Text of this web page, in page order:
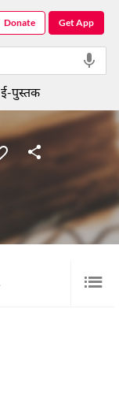
Get App
Donate
ई-पुस्तक